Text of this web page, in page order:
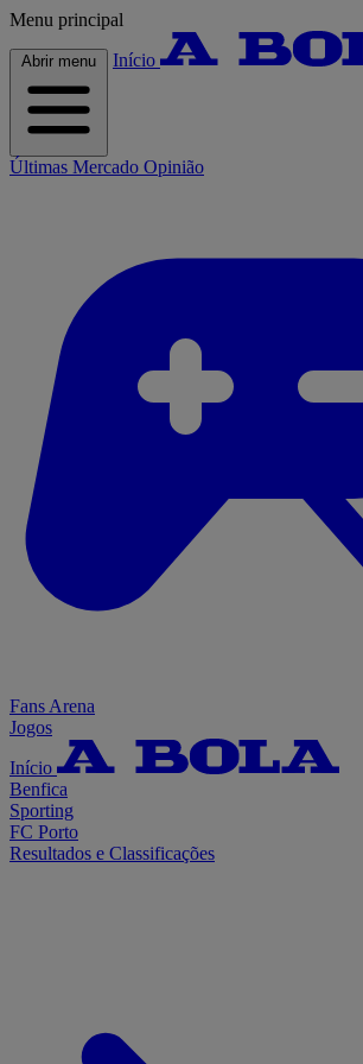
Menu principal
Abrir menu Início
Últimas Mercado Opinião
Fans Arena
Jogos
Início
Benfica
Sporting
FC Porto
Resultados e Classificações